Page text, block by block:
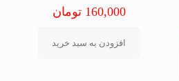
160,000 تومان
افزودن به سبد خرید